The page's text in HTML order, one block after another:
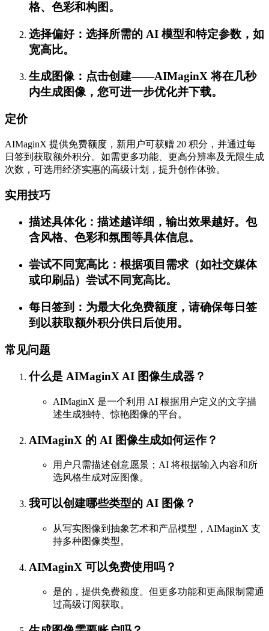
格、色彩和构图。
选择偏好：选择所需的 AI 模型和特定参数，如
宽高比。
生成图像：点击创建——AIMaginX 将在几秒
内生成图像，您可进一步优化并下载。
定价
AIMaginX 提供免费额度，新用户可获赠 20 积分，并通过每
日签到获取额外积分。如需更多功能、更高分辨率及无限生成
次数，可选用经济实惠的高级计划，提升创作体验。
实用技巧
描述具体化：描述越详细，输出效果越好。包
含风格、色彩和氛围等具体信息。
尝试不同宽高比：根据项目需求（如社交媒体
或印刷品）尝试不同宽高比。
每日签到：为最大化免费额度，请确保每日签
到以获取额外积分供日后使用。
常见问题
什么是 AIMaginX AI 图像生成器？
AIMaginX 是一个利用 AI 根据用户定义的文字描
述生成独特、惊艳图像的平台。
AIMaginX 的 AI 图像生成如何运作？
用户只需描述创意愿景；AI 将根据输入内容和所
选风格生成对应图像。
我可以创建哪些类型的 AI 图像？
从写实图像到抽象艺术和产品模型，AIMaginX 支
持多种图像类型。
AIMaginX 可以免费使用吗？
是的，提供免费额度。但更多功能和更高限制需通
过高级订阅获取。